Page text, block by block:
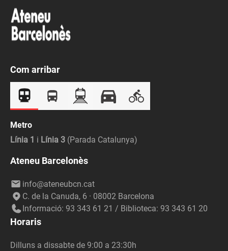
Com arribar
Metro
Línia 1 i Línia 3 (Parada Catalunya)
Ateneu Barcelonès
info@ateneubcn.cat
C. de la Canuda, 6 · 08002 Barcelona
Informació: 93 343 61 21 / Biblioteca: 93 343 61 20
Horaris
Dilluns a dissabte de 9:00 a 23:30h